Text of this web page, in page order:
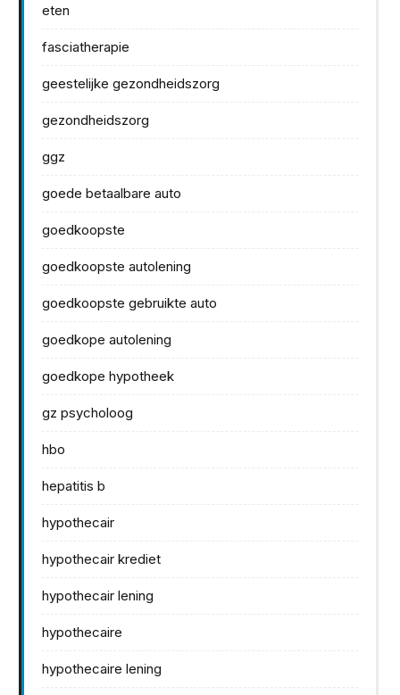
eten
fasciatherapie
geestelijke gezondheidszorg
gezondheidszorg
ggz
goede betaalbare auto
goedkoopste
goedkoopste autolening
goedkoopste gebruikte auto
goedkope autolening
goedkope hypotheek
gz psycholoog
hbo
hepatitis b
hypothecair
hypothecair krediet
hypothecair lening
hypothecaire
hypothecaire lening